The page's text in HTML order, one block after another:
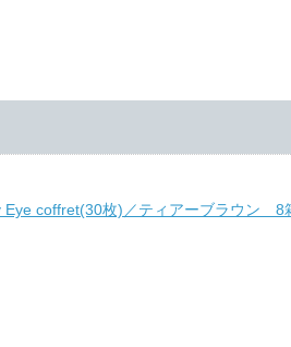
Eye coffret(30枚)／ティアーブラウン 8